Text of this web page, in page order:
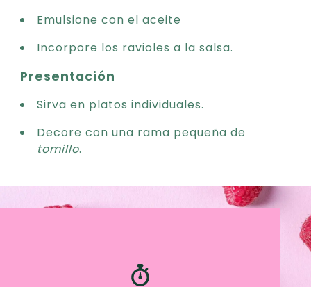
Emulsione con el aceite
Incorpore los ravioles a la salsa.
Presentación
Sirva en platos individuales.
Decore con una rama pequeña de
tomillo.